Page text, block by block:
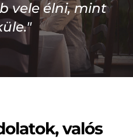
vele élni, mint
valós